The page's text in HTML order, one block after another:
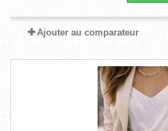
Ajouter au comparateur